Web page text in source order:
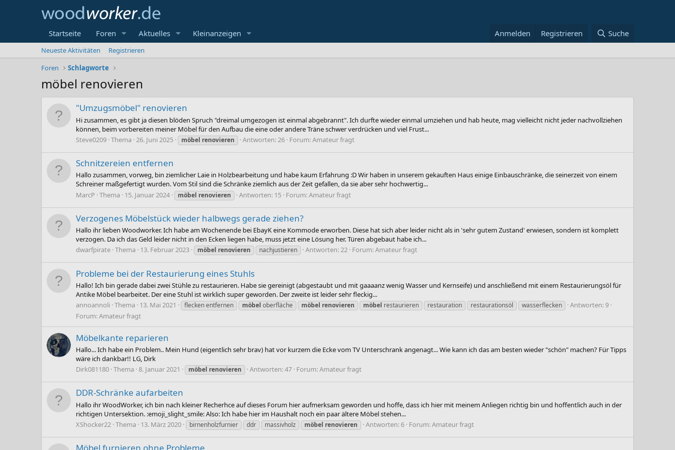
Startseite Foren Aktuelles Kleinanzeigen Anmelden Registrieren Suche
Neueste Aktivitäten
Registrieren
Foren
Schlagworte
möbel renovieren
"Umzugsmöbel" renovieren
Hi zusammen, es gibt ja diesen blöden Spruch "dreimal umgezogen ist einmal abgebrannt". Ich durfte wieder einmal umziehen und hab heute, mag vielleicht nicht jeder nachvollziehen
können, beim vorbereiten meiner Möbel für den Aufbau die eine oder andere Träne schwer verdrücken und viel Frust...
Steve0209 Thema 26. Juni 2025 möbel renovieren Antworten: 26 Forum:Amateur fragt
Schnitzereien entfernen
Hallo zusammen, vorweg, bin ziemlicher Laie in Holzbearbeitung und habe kaum Erfahrung :D Wir haben in unserem gekauften Haus einige Einbauschränke, die seinerzeit von einem
Schreiner maßgefertigt wurden. Vom Stil sind die Schränke ziemlich aus der Zeit gefallen, da sie aber sehr hochwertig...
MarcP Thema 15. Januar 2024 möbel renovieren Antworten: 15 Forum:Amateur fragt
Verzogenes Möbelstück wieder halbwegs gerade ziehen?
Hallo ihr lieben Woodworker. Ich habe am Wochenende bei EbayK eine Kommode erworben. Diese hat sich aber leider nicht als in 'sehr gutem Zustand' erwiesen, sondern ist komplett
verzogen. Da ich das Geld leider nicht in den Ecken liegen habe, muss jetzt eine Lösung her. Türen abgebaut habe ich...
dwarfpirate Thema 13. Februar 2023 möbel renovieren nachjustieren Antworten: 22 Forum:Amateur fragt
Probleme bei der Restaurierung eines Stuhls
Hallo! Ich bin gerade dabei zwei Stühle zu restaurieren. Habe sie gereinigt (abgestaubt und mit gaaaanz wenig Wasser und Kernseife) und anschließend mit einem Restaurierungsöl für
Antike Möbel bearbeitet. Der eine Stuhl ist wirklich super geworden. Der zweite ist leider sehr fleckig...
annoannoli Thema 13. Mai 2021 flecken entfernen möbel oberfläche möbel renovieren möbel restaurieren restauration restaurationsöl wasserflecken
Antworten: 9
Forum:Amateur fragt
Möbelkante reparieren
Hallo... Ich habe ein Problem.. Mein Hund (eigentlich sehr brav) hat vor kurzem die Ecke vom TV Unterschrank angenagt... Wie kann ich das am besten wieder "schön" machen? Für Tipps
wäre ich dankbar!! LG, Dirk
Dirk081180 Thema 8. Januar 2021 möbel renovieren Antworten: 47 Forum:Amateur fragt
DDR-Schränke aufarbeiten
Hallo ihr WoodWorker, ich bin nach kleiner Recherhce auf dieses Forum hier aufmerksam geworden und hoffe, dass ich hier mit meinem Anliegen richtig bin und hoffentlich auch in der
richtigen Untersektion. :emoji_slight_smile: Also: Ich habe hier im Haushalt noch ein paar ältere Möbel stehen...
XShocker22 Thema 13. März 2020 birnenholzfurnier ddr massivholz möbel renovieren Antworten: 6 Forum:Amateur fragt